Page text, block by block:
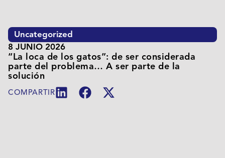
Uncategorized
8 JUNIO 2026
“La loca de los gatos”: de ser considerada
parte del problema… A ser parte de la
solución
COMPARTIR